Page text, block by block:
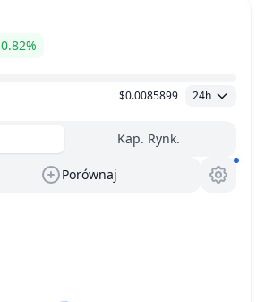
0.82%
$0.0085899 24h
Kap. Rynk.
Porównaj